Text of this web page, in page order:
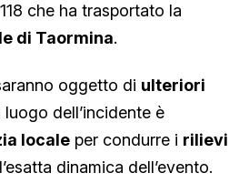
che ha trasportato la
di Taormina.
oggetto di ulteriori
luogo dell’incidente è
locale per condurre i rilievi
dinamica dell’evento.